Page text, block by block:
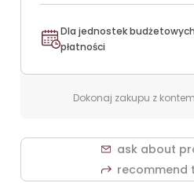
Dla jednostek
płatności
Dokonaj zakupu z
ask about
recommend